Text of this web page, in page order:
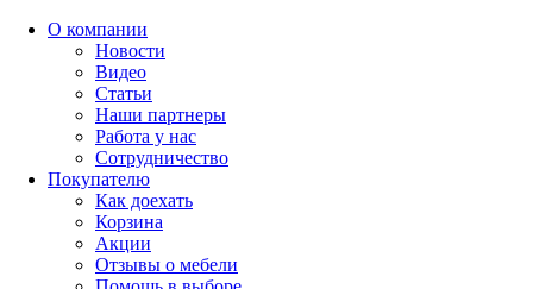
О компании
Новости
Видео
Статьи
Наши партнеры
Работа у нас
Сотрудничество
Покупателю
Как доехать
Корзина
Акции
Отзывы о мебели